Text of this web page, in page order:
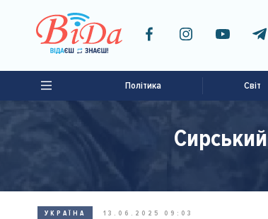
Політика Світ
УКРАЇНА 13.06.2025 09:03